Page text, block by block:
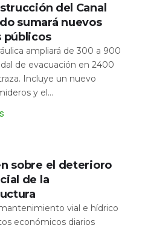
del Canal
sumará nuevos
públicos
ampliará de 300 a 900
de evacuación en 2400
Incluye un nuevo
y el...
sobre el deterioro
de la
vial e hídrico
económicos diarios